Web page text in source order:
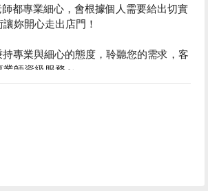
都專業細心，會根據個人需要給出切實
妳開心走出店門！
專業與細心的態度，聆聽您的需求，客
師資級服務～